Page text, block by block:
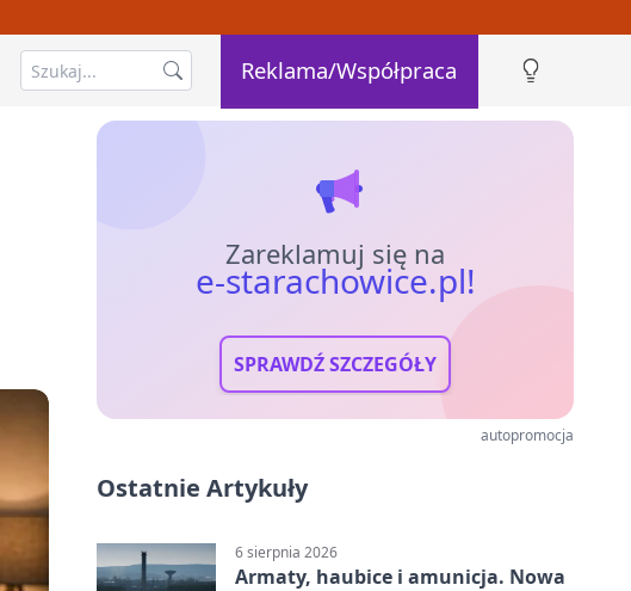
Reklama/Współpraca
Zareklamuj się na
e-starachowice.pl!
SPRAWDŹ SZCZEGÓŁY
autopromocja
Ostatnie Artykuły
6 sierpnia 2026
Armaty, haubice i amunicja. Nowa